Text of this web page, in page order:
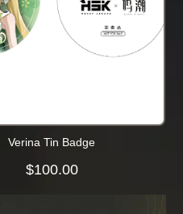
Verina Tin Badge
$100.00